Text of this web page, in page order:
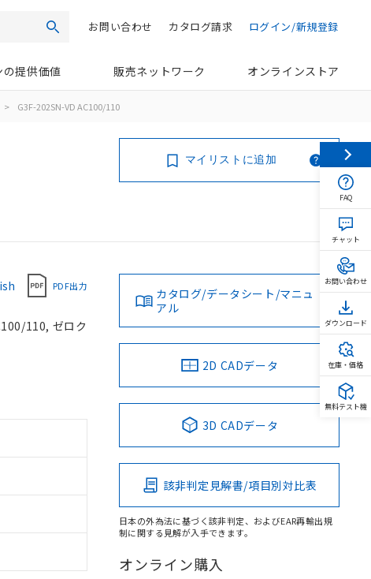
検索 ログイン/新規登録
カタログ請求
お問い合わせ
の提供価値 販売ネットワーク オンラインストア
> G3F-202SN-VD AC100/110
マイリストに追加
PDF出力
110, ゼロク
カタログ/データシート/マニュ
アル
2D CADデータ
3D CADデータ
該非判定見解書/項目別対比表
日本の外為法に基づく該非判定、およびEAR再輸出規
制に関する見解が入手できます。
オンライン購入
FAQ
チャット
お問い合わせ
ダウンロード
在庫・価格
無料テスト機